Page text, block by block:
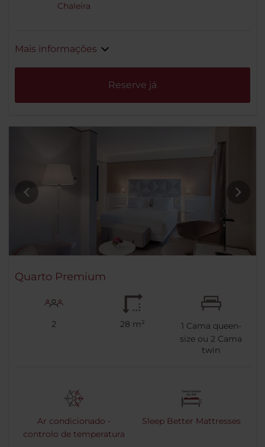
Chaleira
Mais informações
Reserve já
Quarto Premium
2 28 m² 1 Cama queen-
size ou2 Cama
twin
Ar condicionado -
controlo de temperatura
Sleep Better Mattresses